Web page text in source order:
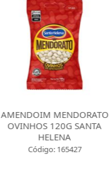
AMENDOIM MENDORATO
OVINHOS 120G SANTA
HELENA
Código: 165427